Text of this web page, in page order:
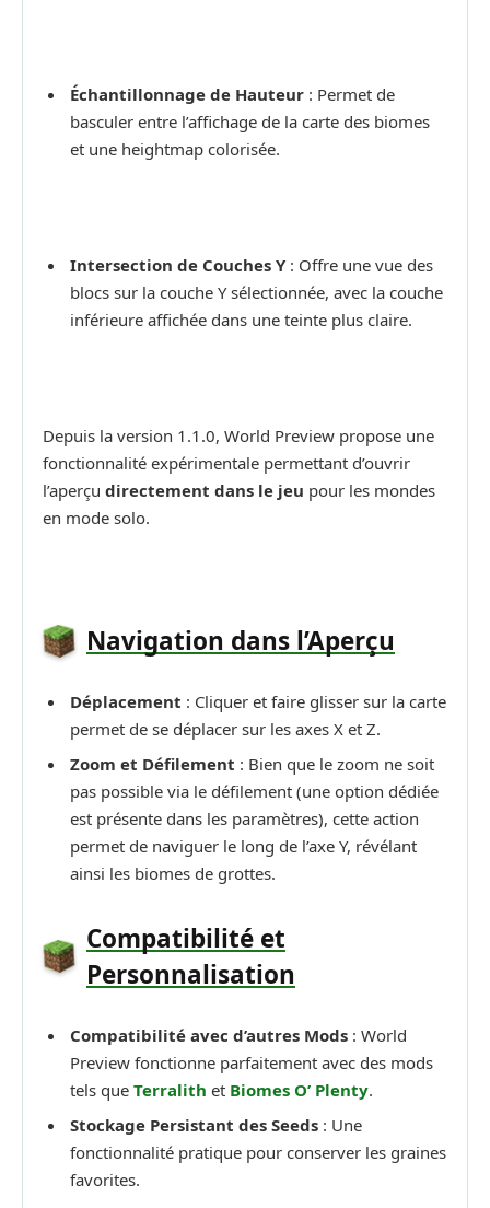
Échantillonnage de Hauteur : Permet de
basculer entre l’affichage de la carte des biomes
et une heightmap colorisée.
Intersection de Couches Y : Offre une vue des
blocs sur la couche Y sélectionnée, avec la couche
inférieure affichée dans une teinte plus claire.
Depuis la version 1.1.0, World Preview propose une
fonctionnalité expérimentale permettant d’ouvrir
l’aperçu directement dans le jeu pour les mondes
en mode solo.
Navigation dans l’Aperçu
Déplacement : Cliquer et faire glisser sur la carte
permet de se déplacer sur les axes X et Z.
Zoom et Défilement : Bien que le zoom ne soit
pas possible via le défilement (une option dédiée
est présente dans les paramètres), cette action
permet de naviguer le long de l’axe Y, révélant
ainsi les biomes de grottes.
Compatibilité et
Personnalisation
Compatibilité avec d’autres Mods : World
Preview fonctionne parfaitement avec des mods
tels que Terralith et Biomes O’ Plenty.
Stockage Persistant des Seeds : Une
fonctionnalité pratique pour conserver les graines
favorites.